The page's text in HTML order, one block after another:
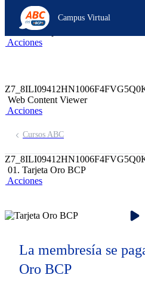
header-campus-virtual-abc
Acciones
Campus Virtual
Web Content Viewer
Acciones
Cursos ABC
01. Tarjeta Oro BCP
Acciones
La membresía se
Oro BCP